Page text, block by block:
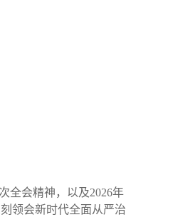
全会精神，以及2026年
领会新时代全面从严治